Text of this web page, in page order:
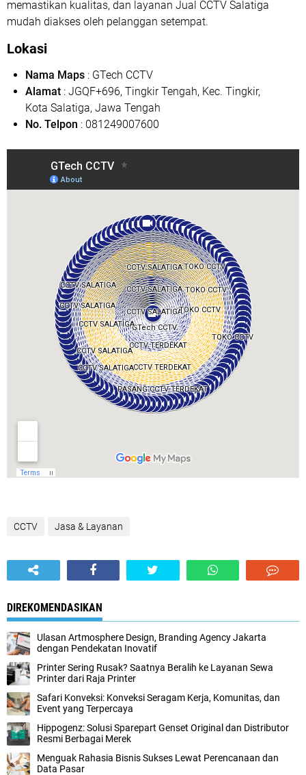
memastikan kualitas, dan layanan Jual CCTV Salatiga
mudah diakses oleh pelanggan setempat.
Lokasi
Nama Maps : GTech CCTV
Alamat : JGQF+696, Tingkir Tengah, Kec. Tingkir,
Kota Salatiga, Jawa Tengah
No. Telpon : 081249007600
CCTV Jasa & Layanan
DIREKOMENDASIKAN
Ulasan Artmosphere Design, Branding Agency Jakarta
dengan Pendekatan Inovatif
Printer Sering Rusak? Saatnya Beralih ke Layanan Sewa
Printer dari Raja Printer
Safari Konveksi: Konveksi Seragam Kerja, Komunitas, dan
Event yang Terpercaya
Hippogenz: Solusi Sparepart Genset Original dan Distributor
Resmi Berbagai Merek
Menguak Rahasia Bisnis Sukses Lewat Perencanaan dan
Data Pasar